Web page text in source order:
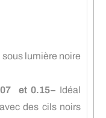
sous lumière noire
et 0.15– Idéal
des cils noirs